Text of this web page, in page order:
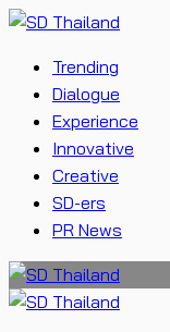
Trending
Dialogue
Experience
Innovative
Creative
SD-ers
PR News